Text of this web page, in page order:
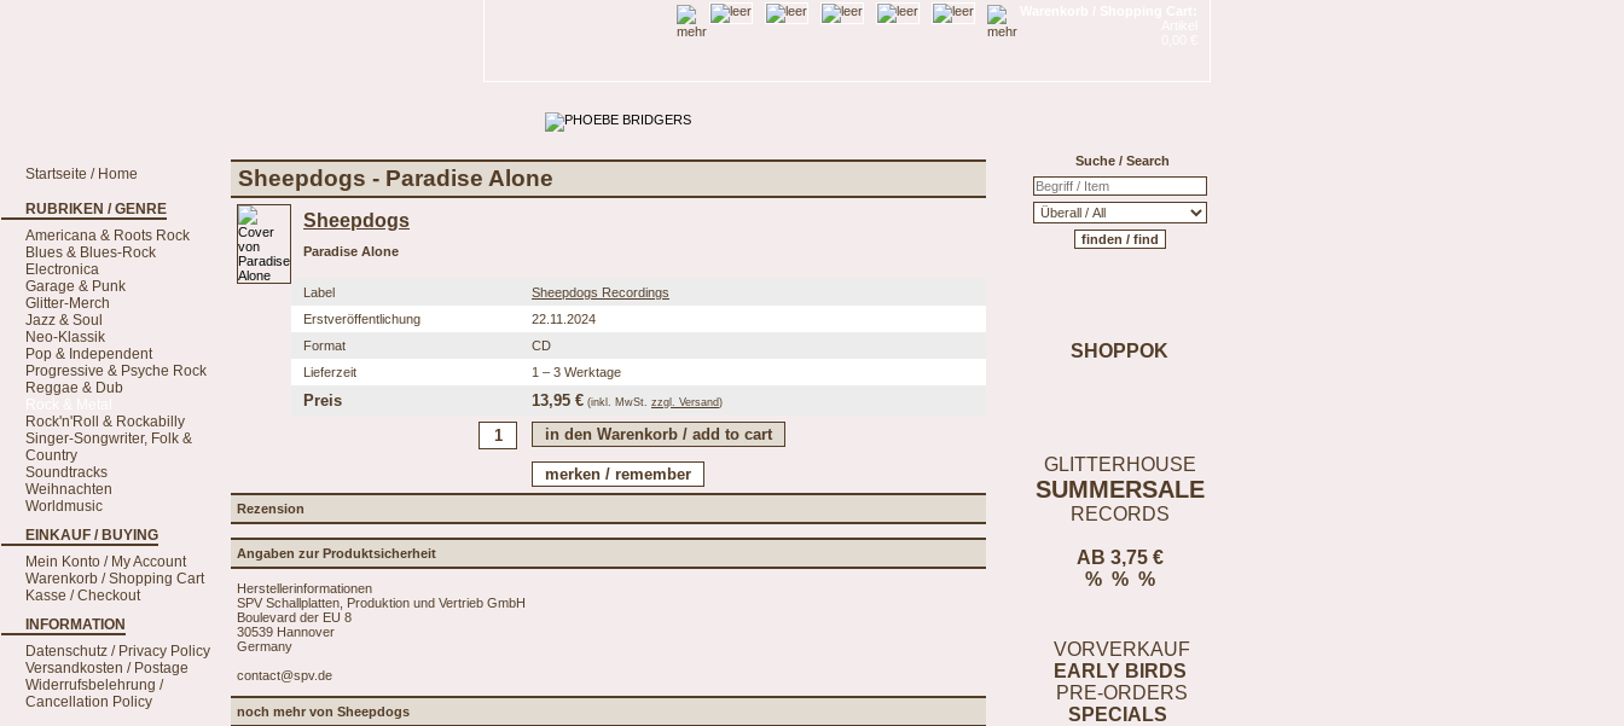
Suche / Search
SHOPPOK
GLITTERHOUSE
SUMMERSALE
RECORDS
AB 3,75 €
% % %
VORVERKAUF
EARLY BIRDS
PRE-ORDERS
SPECIALS
Startseite / Home
RUBRIKEN / GENRE
Americana & Roots Rock
Blues & Blues-Rock
Electronica
Garage & Punk
Glitter-Merch
Jazz & Soul
Neo-Klassik
Pop & Independent
Progressive & Psyche Rock
Reggae & Dub
Rock'n'Roll & Rockabilly
Singer-Songwriter, Folk &
Country
Soundtracks
Weihnachten
Worldmusic
EINKAUF / BUYING
Mein Konto / My Account
Warenkorb / Shopping Cart
Kasse / Checkout
INFORMATION
Datenschutz / Privacy Policy
Versandkosten / Postage
Widerrufsbelehrung /
Cancellation Policy
Sheepdogs - Paradise Alone
Sheepdogs
Paradise Alone
Label
Sheepdogs Recordings
Erstveröffentlichung
22.11.2024
Format
CD
Lieferzeit
1 – 3 Werktage
Preis 13,95 € (inkl. MwSt. zzgl. Versand)
Rezension
Angaben zur Produktsicherheit
Herstellerinformationen
SPV Schallplatten, Produktion und Vertrieb GmbH
Boulevard der EU 8
30539 Hannover
Germany
contact@spv.de
noch mehr von Sheepdogs